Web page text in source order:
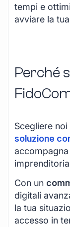
tempi e
avviare la
Perché
Scegliere noi
soluzione
Con un
digitali
la tua
accesso in